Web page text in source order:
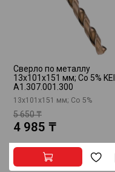
Сверло по металлу
13x101x151 мм; Co 5% KEIL
A1.307.001.300
13x101x151 мм; Co 5%
5 650 ₸
4 985 ₸